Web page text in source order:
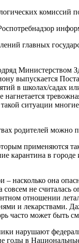
комиссий
главных
Министерством
выпускается
в школах/садах
ситуации
родителей можно
применяются
карантина в
– насколько она
не
отношении
и лекарствами.
часто может быть
нарушают
в